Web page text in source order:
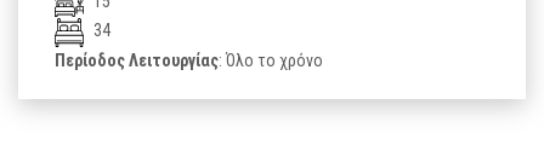
34
Περίοδος Λειτουργίας: Όλο το χρόνο